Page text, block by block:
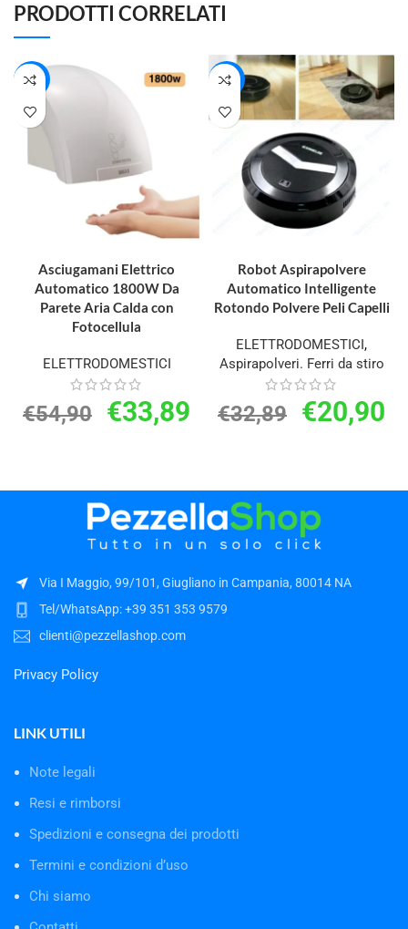
PRODOTTI CORRELATI
-38%
Asciugamani Elettrico
Automatico 1800W Da
Parete Aria Calda con
Fotocellula
ELETTRODOMESTICI
€54,90 €33,89
-36%
Robot Aspirapolvere
Automatico Intelligente
Rotondo Polvere Peli Capelli
ELETTRODOMESTICI,
Aspirapolveri. Ferri da stiro
€32,89 €20,90
Via I Maggio, 99/101, Giugliano in Campania, 80014 NA
Tel/WhatsApp: +39 351 353 9579
clienti@pezzellashop.com
Privacy Policy
LINK UTILI
Note legali
Resi e rimborsi
Spedizioni e consegna dei prodotti
Termini e condizioni d’uso
Chi siamo